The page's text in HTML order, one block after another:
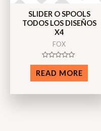
SLIDER O SPOOLS
TODOS LOS DISEÑOS
X4
FOX
Rated
0
out
of
READ MORE